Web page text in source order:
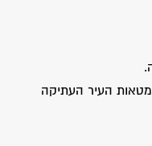
העיר העתיקה